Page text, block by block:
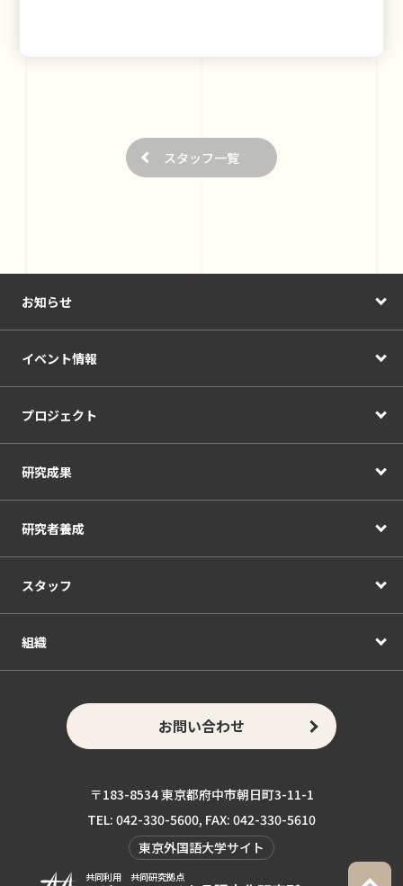
スタッフ一覧
お知らせ
イベント情報
プロジェクト
研究成果
研究者養成
スタッフ
組織
お問い合わせ
〒183-8534 東京都府中市朝日町3-11-1
TEL: 042-330-5600, FAX: 042-330-5610
東京外国語大学サイト
共同利用 共同研究拠点